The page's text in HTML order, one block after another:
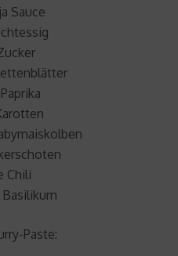
Sauce
Chili
Basilikum
Paste: